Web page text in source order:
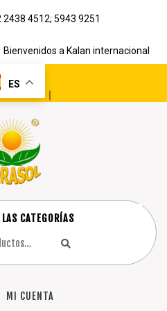
2438 4512; 5943 9251
Bienvenidos a Kalan internacional
ES
｜
CATEGORÍAS
MI CUENTA